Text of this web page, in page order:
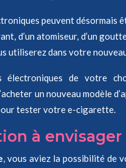
peuvent
d’un atomiseur, d’un
utiliserez dans votre
de votre
un nouveau modèle
tester votre e-cigarette.
à envisager
, vous aviez la possibilité de